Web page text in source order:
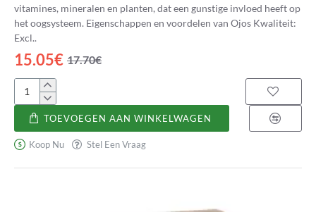
vitamines, mineralen en planten, dat een gunstige invloed heeft op
het oogsysteem. Eigenschappen en voordelen van Ojos Kwaliteit:
Excl..
15.05€ 17.70€
Ojos
TOEVOEGEN AAN WINKELWAGEN
Koop Nu Stel Een Vraag